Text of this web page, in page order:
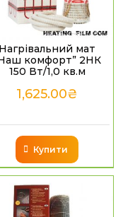
Нагрівальний мат
комфорт” 2НК
150 Вт/1,0 кв.м
1,625.00₴
Купити